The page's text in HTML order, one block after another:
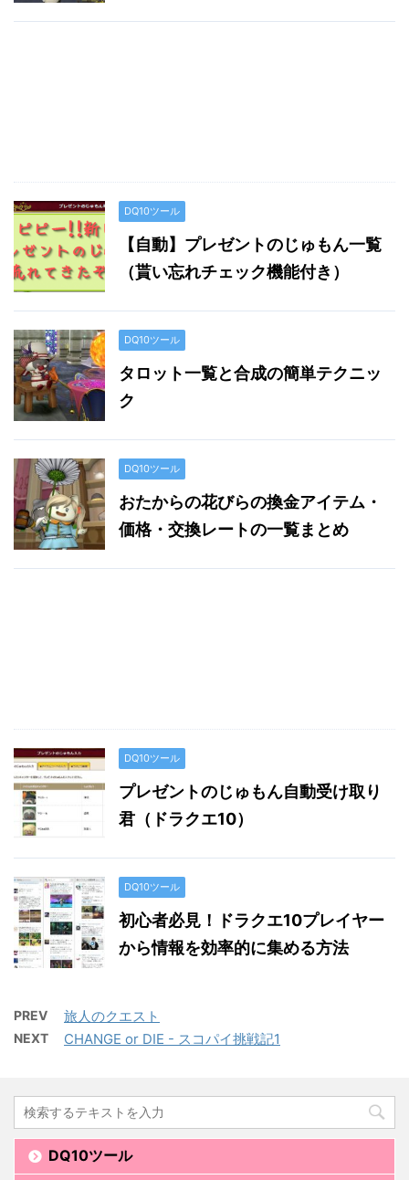
DQ10ツール
【自動】プレゼントのじゅもん一覧
（貰い忘れチェック機能付き）
DQ10ツール
タロット一覧と合成の簡単テクニッ
ク
DQ10ツール
おたからの花びらの換金アイテム・
価格・交換レートの一覧まとめ
DQ10ツール
プレゼントのじゅもん自動受け取り
君（ドラクエ10）
DQ10ツール
初心者必見！ドラクエ10プレイヤー
から情報を効率的に集める方法
PREV 旅人のクエスト
NEXT CHANGE or DIE - スコパイ挑戦記1
DQ10ツール